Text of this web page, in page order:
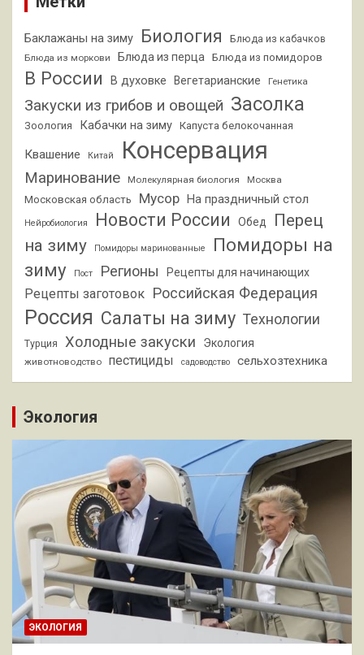
Баклажаны на зиму Биология Блюда из кабачков
Блюда из моркови Блюда из перца Блюда из помидоров
В России В духовке Вегетарианские Генетика
Закуски из грибов и овощей Засолка
Зоология Кабачки на зиму Капуста белокочанная
Квашение Китай Консервация
Маринование Молекулярная биология Москва
Московская область Мусор На праздничный стол
Нейробиология Новости России Обед
Перец
на зиму
Помидоры маринованные
Помидоры на
зиму
Пост Регионы Рецепты для начинающих
Рецепты заготовок Российская Федерация
Россия Салаты на зиму Технологии
Турция Холодные закуски Экология
животноводство пестициды садоводство сельхозтехника
Экология
ЭКОЛОГИЯ